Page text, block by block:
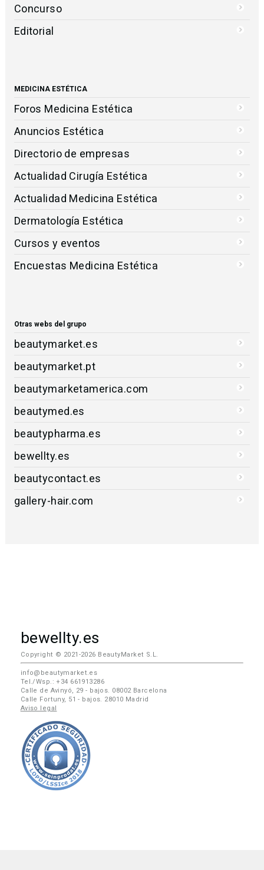
Concurso
Editorial
MEDICINA ESTÉTICA
Foros Medicina Estética
Anuncios Estética
Directorio de empresas
Actualidad Cirugía Estética
Actualidad Medicina Estética
Dermatología Estética
Cursos y eventos
Encuestas Medicina Estética
Otras webs del grupo
beautymarket.es
beautymarket.pt
beautymarketamerica.com
beautymed.es
beautypharma.es
bewellty.es
beautycontact.es
gallery-hair.com
bewellty.es
Copyright © 2021-2026 BeautyMarket S.L.
info@beautymarket.es
Tel./Wsp.: +34 661913286
Calle de Avinyó, 29 - bajos. 08002 Barcelona
Calle Fortuny, 51 - bajos. 28010 Madrid
Aviso legal